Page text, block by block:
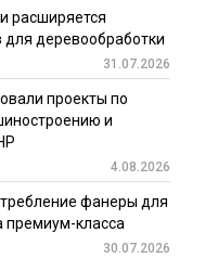
расширяется
для деревообработки
31.07.2026
проекты по
и
4.08.2026
фанеры для
премиум-класса
30.07.2026